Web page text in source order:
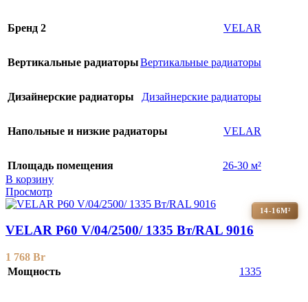
Бренд 2 VELAR
Вертикальные радиаторыВертикальные радиаторы
Дизайнерские радиаторы Дизайнерские радиаторы
Напольные и низкие радиаторы VELAR
Площадь помещения
26-30 м²
В корзину
Просмотр
14-16М²
VELAR P60 V/04/2500/ 1335 Bт/RAL 9016
1 768 Br
Мощность
1335